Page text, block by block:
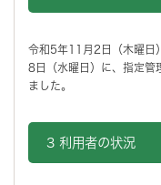
令和5年11月2日（木曜日
8日（水曜日）に、指定管
ました。
3 利用者の状況